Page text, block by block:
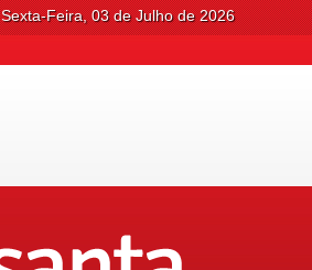
Sexta-Feira, 03 de Julho de 2026